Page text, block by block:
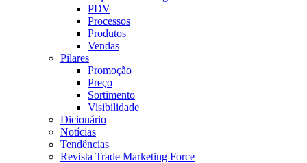
PDV
Processos
Produtos
Vendas
Pilares
Promoção
Preço
Sortimento
Visibilidade
Dicionário
Notícias
Tendências
Revista Trade Marketing Force